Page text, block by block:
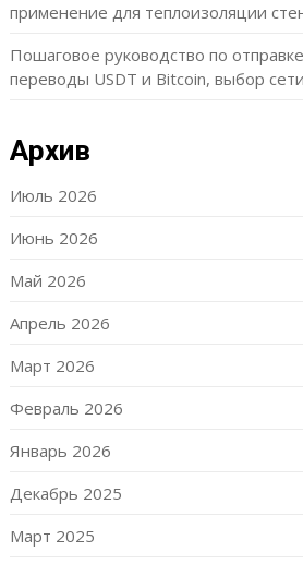
применение для теплоизоляции
Пошаговое руководство по
переводы USDT и Bitcoin, выбор
Архив
Июль 2026
Июнь 2026
Май 2026
Апрель 2026
Март 2026
Февраль 2026
Январь 2026
Декабрь 2025
Март 2025